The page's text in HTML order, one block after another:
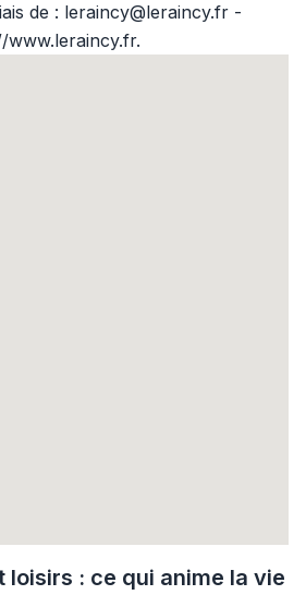
de : leraincy@leraincy.fr -
loisirs : ce qui anime la vie